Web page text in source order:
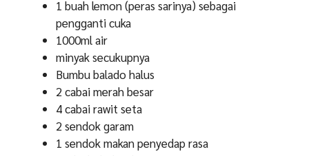
1 buah lemon (peras sarinya) sebagai
pengganti cuka
1000ml air
minyak secukupnya
Bumbu balado halus
2 cabai merah besar
4 cabai rawit seta
2 sendok garam
1 sendok makan penyedap rasa